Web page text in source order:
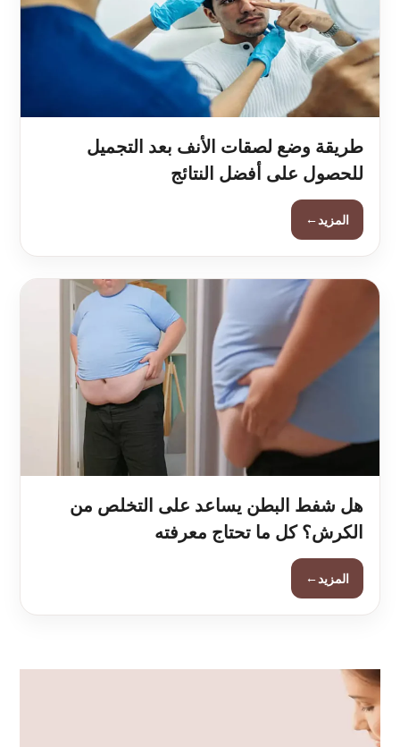
طريقة وضع لصقات الأنف بعد التجميل
للحصول على أفضل النتائج
المزيد←
هل شفط البطن يساعد على التخلص من
الكرش؟ كل ما تحتاج معرفته
المزيد←